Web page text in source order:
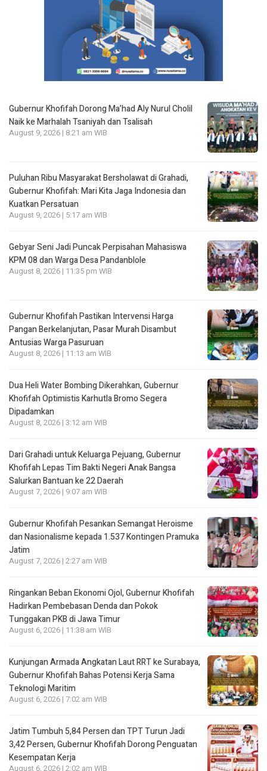
Gubernur Khofifah Dorong Ma’had Aly Nurul Cholil
Naik ke Marhalah Tsaniyah dan Tsalisah
August 9, 2026 | 8:21 am WIB
Puluhan Ribu Masyarakat Bersholawat di Grahadi,
Gubernur Khofifah: Mari Kita Jaga Indonesia dan
Kuatkan Persatuan
August 9, 2026 | 5:17 am WIB
Gebyar Seni Jadi Puncak Perpisahan Mahasiswa
KPM 08 dan Warga Desa Pandanblole
August 8, 2026 | 11:35 pm WIB
Gubernur Khofifah Pastikan Intervensi Harga
Pangan Berkelanjutan, Pasar Murah Disambut
Antusias Warga Pasuruan
August 8, 2026 | 11:13 am WIB
Dua Heli Water Bombing Dikerahkan, Gubernur
Khofifah Optimistis Karhutla Bromo Segera
Dipadamkan
August 8, 2026 | 3:12 am WIB
Dari Grahadi untuk Keluarga Pejuang, Gubernur
Khofifah Lepas Tim Bakti Negeri Anak Bangsa
Salurkan Bantuan ke 22 Daerah
August 7, 2026 | 9:07 am WIB
Gubernur Khofifah Pesankan Semangat Heroisme
dan Nasionalisme kepada 1.537 Kontingen Pramuka
Jatim
August 7, 2026 | 2:27 am WIB
Ringankan Beban Ekonomi Ojol, Gubernur Khofifah
Hadirkan Pembebasan Denda dan Pokok
Tunggakan PKB di Jawa Timur
August 6, 2026 | 11:38 am WIB
Kunjungan Armada Angkatan Laut RRT ke Surabaya,
Gubernur Khofifah Bahas Potensi Kerja Sama
Teknologi Maritim
August 6, 2026 | 7:02 am WIB
Jatim Tumbuh 5,84 Persen dan TPT Turun Jadi
3,42 Persen, Gubernur Khofifah Dorong Penguatan
Kesempatan Kerja
August 6, 2026 | 2:02 am WIB